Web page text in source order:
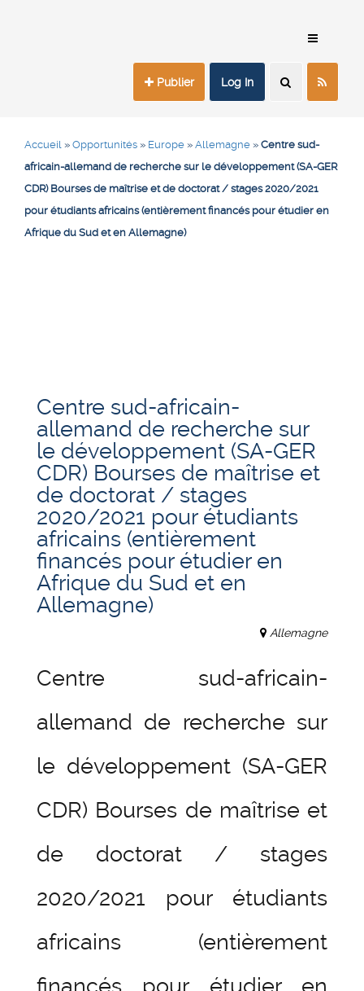
Publier Log In
Accueil » Opportunités » Europe » Allemagne » Centre sud-
africain-allemand de recherche sur le développement (SA-GER
CDR) Bourses de maîtrise et de doctorat / stages 2020/2021
pour étudiants africains (entièrement financés pour étudier en
Afrique du Sud et en Allemagne)
Centre sud-africain-
allemand de recherche sur
le développement (SA-GER
CDR) Bourses de maîtrise et
de doctorat / stages
2020/2021 pour étudiants
africains (entièrement
financés pour étudier en
Afrique du Sud et en
Allemagne)
Allemagne
Centre sud-africain-
allemand de recherche sur
le développement (SA-GER
CDR) Bourses de maîtrise et
de doctorat / stages
2020/2021 pour étudiants
africains (entièrement
financés pour étudier en